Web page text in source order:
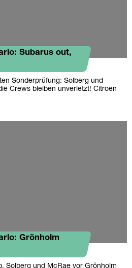
Subarus out,
Sonderprüfung: Solberg und
Crews bleiben unverletzt! Citroen
Grönholm
Solberg und McRae vor Grönholm